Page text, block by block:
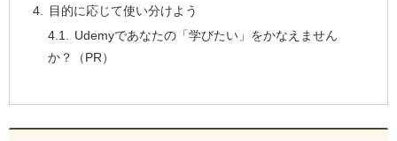
目的に応じて使い分けよう
Udemyであなたの「学びたい」をかなえません
か？（PR）